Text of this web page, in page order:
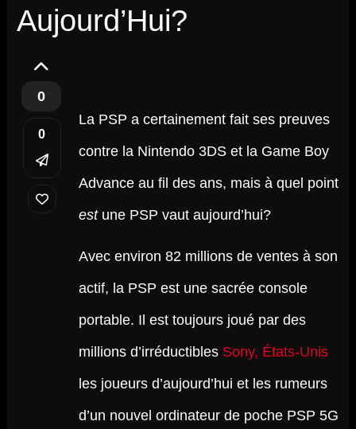
Aujourd’Hui?
0
0
La PSP a certainement fait ses preuves
contre la Nintendo 3DS et la Game Boy
Advance au fil des ans, mais à quel point
estune PSP vaut aujourd’hui?
Avec environ 82 millions de ventes à son
actif, la PSP est une sacrée console
portable. Il est toujours joué par des
millions d’irréductibles Sony, États-Unis
les joueurs d’aujourd’hui et les rumeurs
d’un nouvel ordinateur de poche PSP 5G